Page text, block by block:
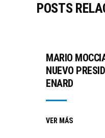
POSTS
MARIO
NUEVO
ENARD
VER MÁS